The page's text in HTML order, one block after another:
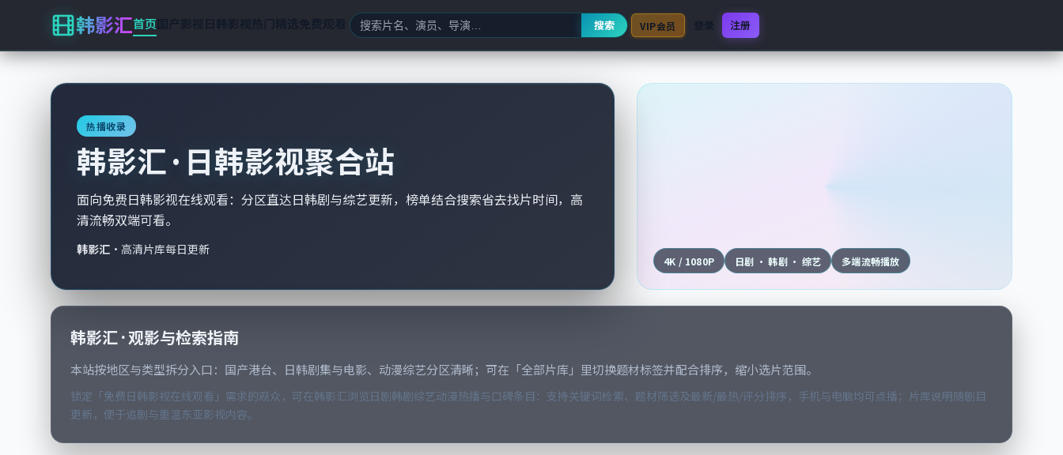
韩影汇首页 搜索 VIP会员 注册
热播收录
韩影汇 · 日韩影视聚合站
面向免费日韩影视在线观看：分区直达日韩剧与综艺更新，榜单结合搜索省去找片时间，高
清流畅双端可看。
韩影汇 · 高清片库每日更新
4K / 1080P 日剧 · 韩剧 · 综艺 多端流畅播放
韩影汇 · 观影与检索指南
本站按地区与类型拆分入口：国产港台、日韩剧集与电影、动漫综艺分区清晰；可在「全部片库」里切换题材标签并配合排序，缩小选片范围。
锁定「免费日韩影视在线观看」需求的观众，可在韩影汇浏览日剧韩剧综艺动漫热播与口碑条目：支持关键词检索、题材筛选及最新/最热/评分排序，手机与电脑均可点播；片库说明随剧目
更新，便于追剧与重温东亚影视内容。